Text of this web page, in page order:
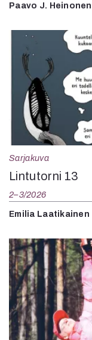
Paavo J. Heinonen
Sarjakuva
Lintutorni 13
2–3/2026
Emilia Laatikainen